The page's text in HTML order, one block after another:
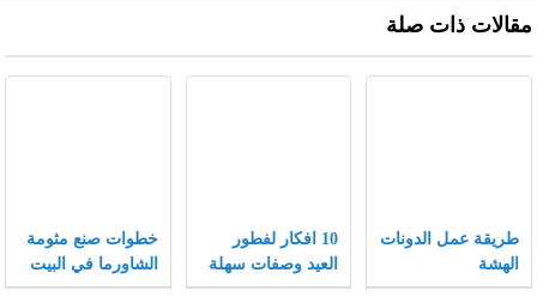
مقالات ذات صلة
طريقة عمل الدونات
الهشة
10 افكار لفطور
العيد وصفات سهلة
وسريعة لفطور
خطوات صنع مثومة
الشاورما في البيت